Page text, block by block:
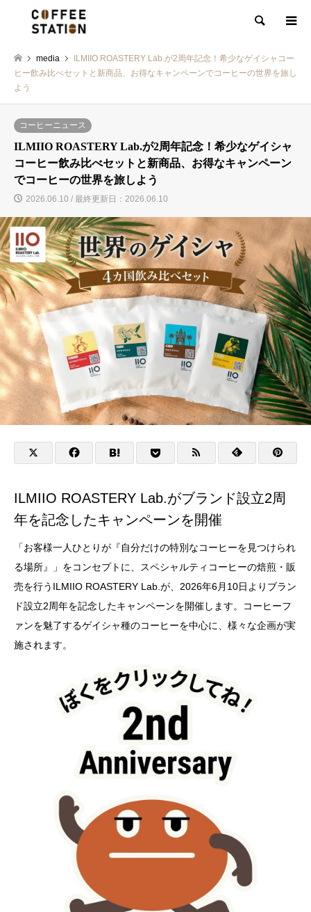
検索
media
ILMIIO ROASTERY Lab.が2周年記念！希少なゲイシャコー
ヒー飲み比べセットと新商品、お得なキャンペーンでコーヒーの世界を旅し
よう
コーヒーニュース
ILMIIO ROASTERY Lab.が2周年記念！希少なゲイシャ
コーヒー飲み比べセットと新商品、お得なキャンペーン
でコーヒーの世界を旅しよう
2026.06.10 / 最終更新日：2026.06.10
ILMIIO ROASTERY Lab.がブランド設立2周
年を記念したキャンペーンを開催
「お客様一人ひとりが『自分だけの特別なコーヒーを見つけられ
る場所』」をコンセプトに、スペシャルティコーヒーの焙煎・販
売を行うILMIIO ROASTERY Lab.が、2026年6月10日よりブラン
ド設立2周年を記念したキャンペーンを開催します。コーヒーフ
ァンを魅了するゲイシャ種のコーヒーを中心に、様々な企画が実
施されます。